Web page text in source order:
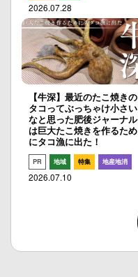
2026.07.28
【牛深】最近のたこ焼きの
タコってぶっちゃけ小さい
なと思った肥後ジャーナル
は巨大たこ焼きを作るため
にタコ漁に出た！
PR 地域 特集 地産地消
2026.07.10